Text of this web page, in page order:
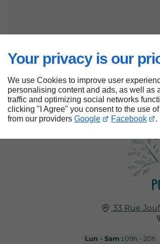
Your privacy is our
We use Cookies to improve user
personalising content and ads, as well as
traffic and optimizing social networks
clicking "I Agree" you consent to the use
from our providers Google Facebook .
33 Rue
Lun - Sam :09h - 20h